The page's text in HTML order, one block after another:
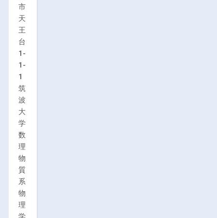
市
天
王
台
1-
1-
1
筑
波
大
学
数
理
物
質
系
物
理